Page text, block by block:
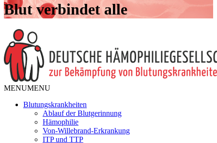
Blut verbindet alle
MENUMENU
Blutungskrankheiten
Ablauf der Blutgerinnung
Hämophilie
Von-Willebrand-Erkrankung
ITP und TTP